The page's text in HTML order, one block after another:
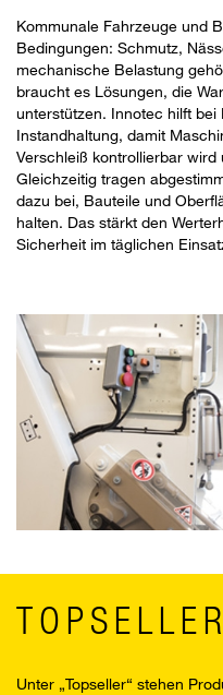
Kommunale Fahrzeuge und
Bedingungen: Schmutz,
mechanische Belastung
braucht es Lösungen, die
unterstützen. Innotec hilft
Instandhaltung, damit
Verschleiß kontrollierbar wird
Gleichzeitig tragen
dazu bei, Bauteile und
halten. Das stärkt den
Sicherheit im täglichen
TOPSELLER
Unter „Topseller“ stehen